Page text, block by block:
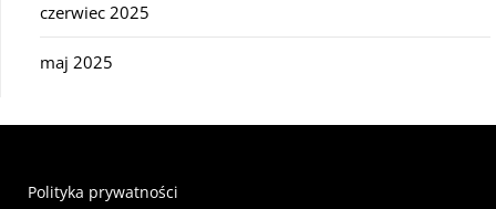
czerwiec 2025
maj 2025
Polityka prywatności